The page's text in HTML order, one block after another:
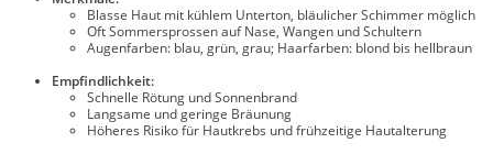
Blasse Haut mit kühlem Unterton, bläulicher Schimmer möglich
Oft Sommersprossen auf Nase, Wangen und Schultern
Augenfarben: blau, grün, grau; Haarfarben: blond bis hellbraun
Empfindlichkeit:
Schnelle Rötung und Sonnenbrand
Langsame und geringe Bräunung
Höheres Risiko für Hautkrebs und frühzeitige Hautalterung